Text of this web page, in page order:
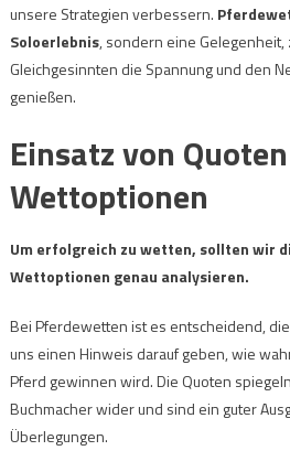
unsere Strategien verbessern.
Soloerlebnis, sondern eine Gelegenheit,
Gleichgesinnten die Spannung und den
genießen.
Einsatz von
Wettoptionen
Um erfolgreich zu wetten, sollten wir
Wettoptionen genau analysieren.
Bei Pferdewetten ist es entscheidend,
uns einen Hinweis darauf geben, wie
Pferd gewinnen wird. Die Quoten
Buchmacher wider und sind ein guter
Überlegungen.